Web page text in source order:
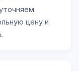
цену и